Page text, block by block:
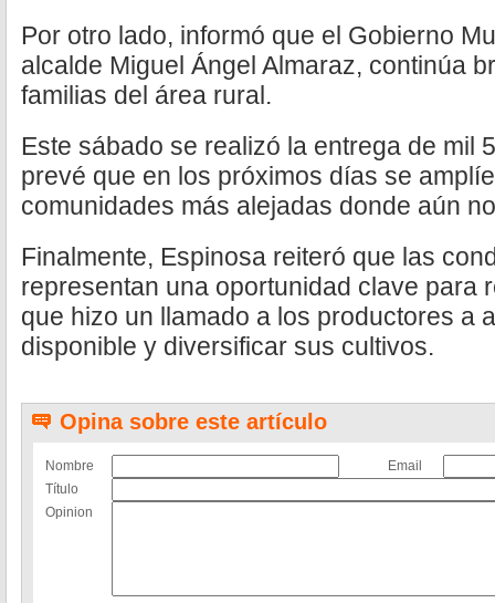
Por otro lado, informó que el Gobierno
alcalde Miguel Ángel Almaraz, continúa
familias del área rural.
Este sábado se realizó la entrega de mil
prevé que en los próximos días se
comunidades más alejadas donde aún
Finalmente, Espinosa reiteró que las
representan una oportunidad clave para
que hizo un llamado a los productores a
disponible y diversificar sus cultivos.
Opina sobre este artículo
Nombre
Email
Título
Opinion